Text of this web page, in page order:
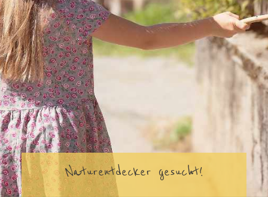
Naturentdecker gesucht!